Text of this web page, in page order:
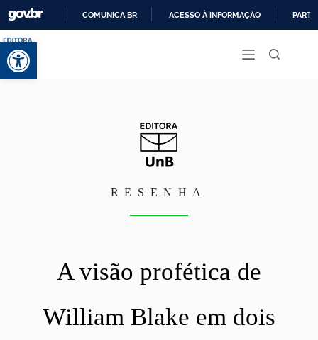
Abrir a barra de ferramentas
C
O
N
T
Ú
O
COMUNICA BR ACESSO À INFORMAÇÃO
RESENHA
A visão profética de
William Blake em dois